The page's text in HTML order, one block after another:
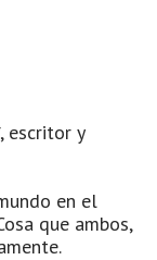
escritor y
en el
que ambos,